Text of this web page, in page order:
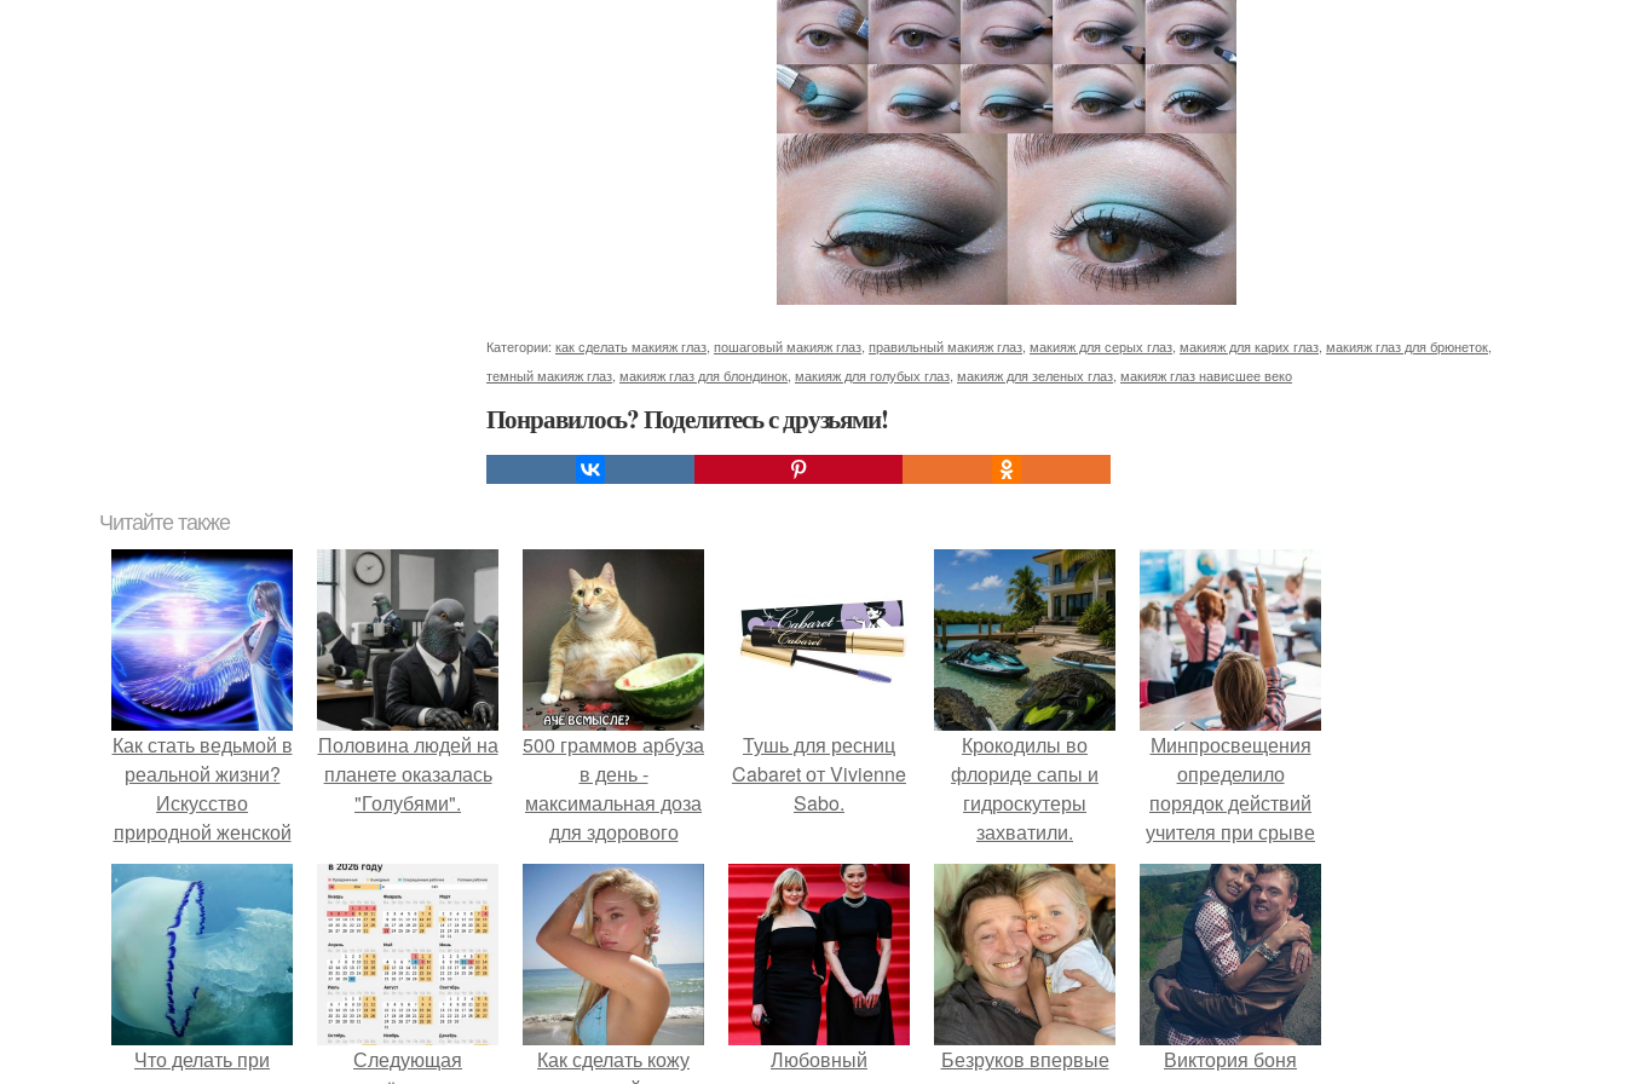
Категории: как сделать макияж глаз, пошаговый макияж глаз, правильный макияж глаз, макияж для серых глаз, макияж для карих глаз, макияж глаз для брюнеток,
темный макияж глаз, макияж глаз для блондинок, макияж для голубых глаз, макияж для зеленых глаз, макияж глаз нависшее веко
Понравилось? Поделитесь с друзьями!
Читайте также
Как стать ведьмой в
реальной жизни?
Искусство
природной женской
магии.
Половина людей на
планете оказалась
"Голубями".
500 граммов арбуза
в день -
максимальная доза
для здорового
взрослого,
предупредили
врачи.
Тушь для ресниц
Cabaret от Vivienne
Sabo.
Крокодилы во
флориде сапы и
гидроскутеры
захватили.
Минпросвещения
определило
порядок действий
учителя при срыве
урока.
Что делать при
Следующая
Как сделать кожу
Любовный
Безруков впервые
Виктория боня